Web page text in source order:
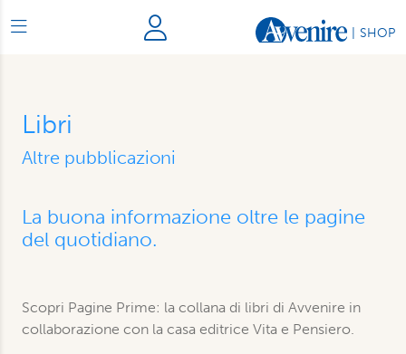
SHOP
Libri
Altre pubblicazioni
La buona informazione oltre le pagine
del quotidiano.
Scopri Pagine Prime: la collana di libri di Avvenire in
collaborazione con la casa editrice Vita e Pensiero.